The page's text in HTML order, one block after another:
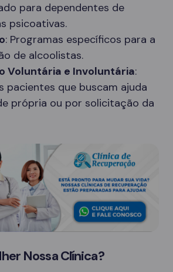
para dependentes de
psicoativas.
: Programas específicos para a
de alcoolistas.
Voluntária e Involuntária:
pacientes que buscam ajuda
própria ou por solicitação da
Nossa Clínica?